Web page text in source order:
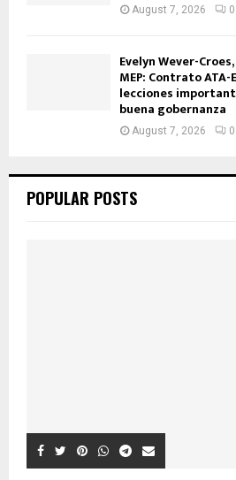
August 7, 2026 0
Evelyn Wever-
MEP: Contrato
lecciones
buena gobernanza
August 7, 2026 0
POPULAR POSTS